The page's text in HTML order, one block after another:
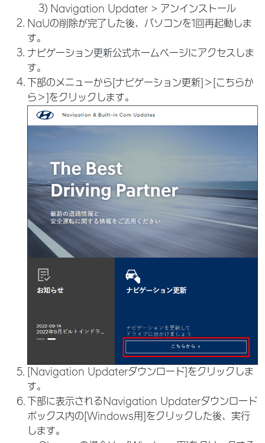
Navigation Updater > アンインストール
NaUの削除が完了した後、パソコンを1回再起動しま
す。
ナビゲーション更新公式ホームページにアクセスしま
す。
下部のメニューから[ナビゲーション更新]＞[こちらか
ら＞]をクリックします。
[Navigation Updaterダウンロード]をクリックしま
す。
下部に表示されるNavigation Updaterダウンロード
ボックス内の[Windows用]をクリックした後、実行
します。